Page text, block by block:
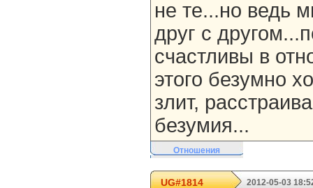
не те...но ведь
друг с
счастливы в
этого безумно
злит,
безумия...
Отношения
UG#1814 2012-05-03